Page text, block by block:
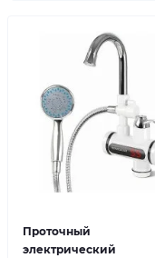
Проточный
электрический